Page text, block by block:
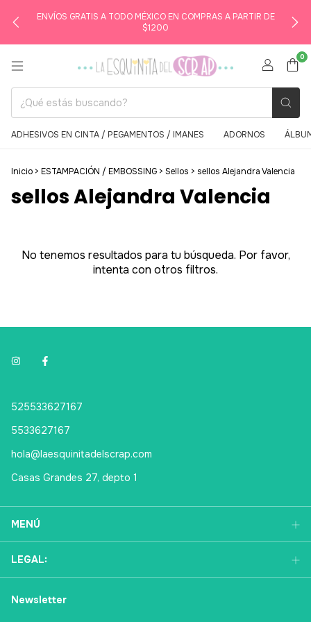
ENVÍOS GRATIS A TODO MÉXICO EN COMPRAS A PARTIR DE
$1200
0
ADHESIVOS EN CINTA / PEGAMENTOS / IMANES ADORNOS
Inicio > ESTAMPACIÓN / EMBOSSING > Sellos > sellos Alejandra Valencia
sellos Alejandra Valencia
No tenemos resultados para tu búsqueda. Por favor,
intenta con otros filtros.
525533627167
5533627167
hola@laesquinitadelscrap.com
Casas Grandes 27, depto 1
MENÚ
LEGAL:
Newsletter